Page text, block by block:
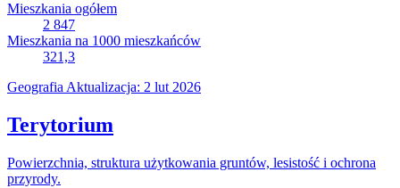
Mieszkania ogółem
2 847
Mieszkania na 1000 mieszkańców
321,3
Geografia Aktualizacja: 2 lut 2026
Terytorium
Powierzchnia, struktura użytkowania gruntów, lesistość i ochrona
przyrody.